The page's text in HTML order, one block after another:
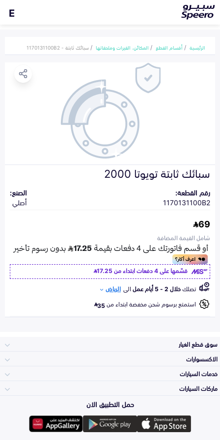
E
الرئيسية أقسام القطع المكائن، القيرات وملحقاتها سبائك ثابتة - 1170131100B2
سبائك ثابتة تويوتا 2000
رقم القطعة:
1170131100B2
الصنع:
أصلي
69
شامل القيمة المضافة
قسّمها على 4 دفعات ابتداء من
17.25
تصلكخلال 2 - 5 أيام عمل الى الرياض
استمتع برسوم شحن مخفضة ابتداء من35
سوق قطع الغيار
المكائن، القيرات
وملحقاتها
الاكسسوارات
لوازم الرحلات
خدمات السيارات
الأكثر مبيعاً
ماركات السيارات
تويوتا
حمل التطبيق الان